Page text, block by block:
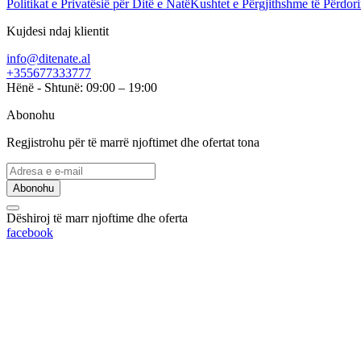
Politikat e Privatësië për Ditë e NatëKushtet e Përgjithshme të
Kujdesi ndaj klientit
info@ditenate.al
+355677333777
Hënë - Shtunë: 09:00 – 19:00
Abonohu
Regjistrohu për të marrë njoftimet dhe ofertat tona
Abonohu
Dëshiroj të marr njoftime dhe oferta
facebook